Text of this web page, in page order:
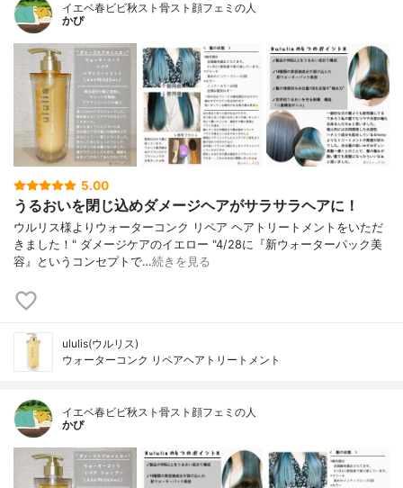
イエベ春ビビ秋スト骨スト顔フェミの人
かぴ
5.00
うるおいを閉じ込めダメージヘアがサラサラヘアに！
ウルリス様よりウォーターコンク リペア ヘアトリートメントをいただ
きました！" ダメージケアのイエロー "4/28に『新ウォーターパック美
容』というコンセプトで…続きを見る
ululis(ウルリス)
ウォーターコンク リペアヘアトリートメント
イエベ春ビビ秋スト骨スト顔フェミの人
かぴ